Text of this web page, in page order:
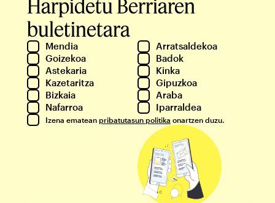
Harpidetu Berriaren
buletinetara
Mendia
Arratsaldekoa
Goizekoa
Badok
Astekaria
Kinka
Kazetaritza
Gipuzkoa
Bizkaia
Araba
Nafarroa
Iparraldea
Izena ematean pribatutasun politika onartzen duzu.